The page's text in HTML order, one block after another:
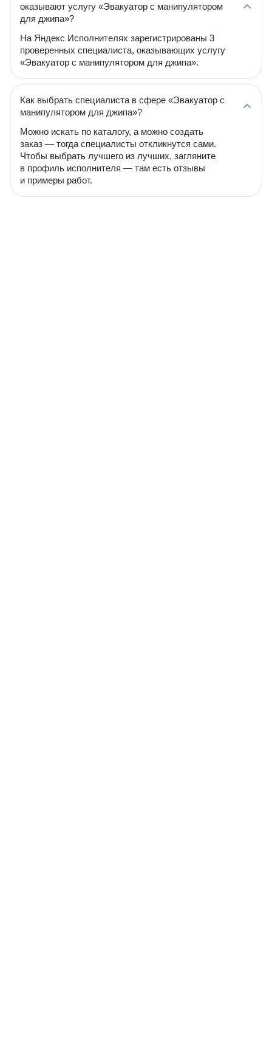
оказывают услугу «Эвакуатор с манипулятором
для джипа»?
На Яндекс Исполнителях зарегистрированы 3
проверенных специалиста, оказывающих услугу
«Эвакуатор с манипулятором для джипа».
Как выбрать специалиста в сфере «Эвакуатор с
манипулятором для джипа»?
Можно искать по каталогу, а можно создать
заказ — тогда специалисты откликнутся сами.
Чтобы выбрать лучшего из лучших, загляните
в профиль исполнителя — там есть отзывы
и примеры работ.